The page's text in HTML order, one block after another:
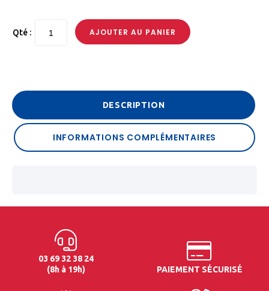
Qté : AJOUTER AU PANIER
DESCRIPTION
INFORMATIONS COMPLÉMENTAIRES
03 69 32 38 24
(8h à 19h)
PAIEMENT SÉCURISÉ